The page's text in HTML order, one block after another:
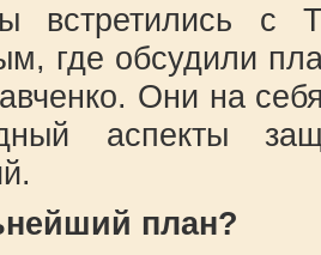
встретились с
где обсудили
Они на
аспекты
план?